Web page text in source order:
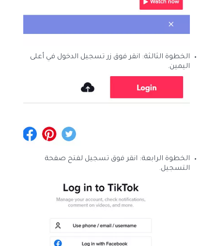
الخطوة الثالثة: انقر فوق زر تسجيل الدخول في أعلى
اليمين.
الخطوة الرابعة: انقر فوق تسجيل لفتح صفحة
التسجيل.